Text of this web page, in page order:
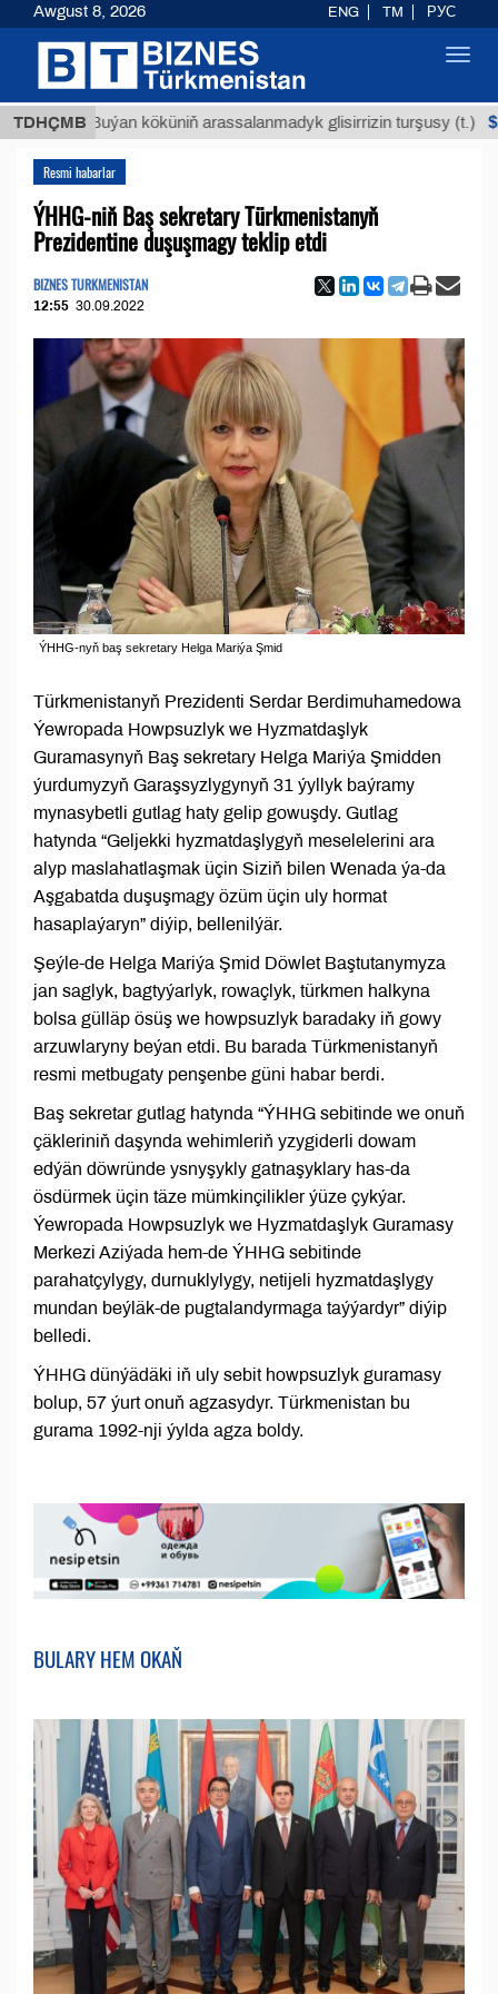
TDHÇMB
Buýan köküniň arassalanmadyk glisirrizin turşusy (t.)
Resmi habarlar
ÝHHG-niň Baş sekretary Türkmenistanyň
Prezidentine duşuşmagy teklip etdi
BIZNES TURKMENISTAN
12:55 30.09.2022
ÝHHG-nyň baş sekretary Helga Mariýa Şmid
Türkmenistanyň Prezidenti Serdar Berdimuhamedowa
Ýewropada Howpsuzlyk we Hyzmatdaşlyk
Guramasynyň Baş sekretary Helga Mariýa Şmidden
ýurdumyzyň Garaşsyzlygynyň 31 ýyllyk baýramy
mynasybetli gutlag haty gelip gowuşdy. Gutlag
hatynda “Geljekki hyzmatdaşlygyň meselelerini ara
alyp maslahatlaşmak üçin Siziň bilen Wenada ýa-da
Aşgabatda duşuşmagy özüm üçin uly hormat
hasaplaýaryn” diýip, bellenilýär.
Şeýle-de Helga Mariýa Şmid Döwlet Baştutanymyza
jan saglyk, bagtyýarlyk, rowaçlyk, türkmen halkyna
bolsa gülläp ösüş we howpsuzlyk baradaky iň gowy
arzuwlaryny beýan etdi. Bu barada Türkmenistanyň
resmi metbugaty penşenbe güni habar berdi.
Baş sekretar gutlag hatynda “ÝHHG sebitinde we onuň
çäkleriniň daşynda wehimleriň yzygiderli dowam
edýän döwründe ysnyşykly gatnaşyklary has-da
ösdürmek üçin täze mümkinçilikler ýüze çykýar.
Ýewropada Howpsuzlyk we Hyzmatdaşlyk Guramasy
Merkezi Aziýada hem-de ÝHHG sebitinde
parahatçylygy, durnuklylygy, netijeli hyzmatdaşlygy
mundan beýläk-de pugtalandyrmaga taýýardyr” diýip
belledi.
ÝHHG dünýädäki iň uly sebit howpsuzlyk guramasy
bolup, 57 ýurt onuň agzasydyr. Türkmenistan bu
gurama 1992-nji ýylda agza boldy.
BULARY HEM OKAŇ
Awgust 8, 2026 ENG TM РУС